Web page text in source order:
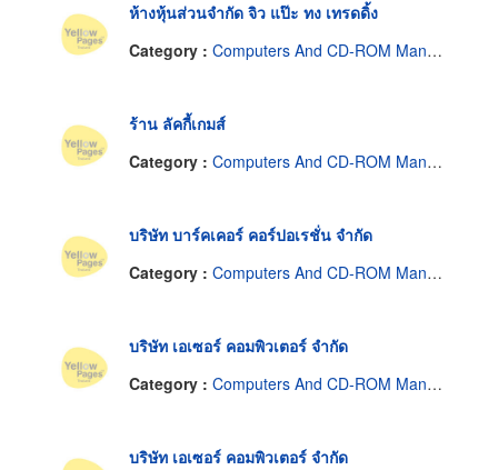
ห้างหุ้นส่วนจำกัด จิว แป๊ะ ทง เทรดดิ้ง
Category : Computers And CD-ROM Manufacturers
ร้าน ลัคกี้เกมส์
Category : Computers And CD-ROM Manufacturers
บริษัท บาร์คเคอร์ คอร์ปอเรชั่น จำกัด
Category : Computers And CD-ROM Manufacturers
บริษัท เอเซอร์ คอมพิวเตอร์ จำกัด
Category : Computers And CD-ROM Manufacturers
บริษัท เอเซอร์ คอมพิวเตอร์ จำกัด